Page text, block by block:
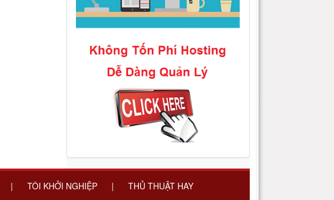
| TÔI KHỞI NGHIỆP |
THỦ THUẬT HAY